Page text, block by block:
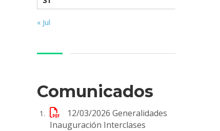
« Jul
Comunicados
12/03/2026 Generalidades
Inauguración Interclases